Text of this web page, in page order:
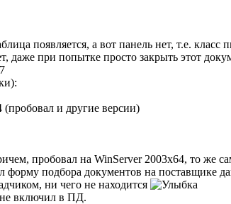
появляется, а вот панель нет, т.е. класс
даже при попытке просто закрыть этот
и другие версии)
пробовал на WinServer 2003х64, то же
форму подбора документов на поставщике
ни чего не находится
включил в ПД.